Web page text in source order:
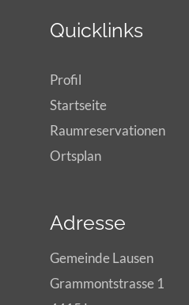
Quicklinks
Profil
Startseite
Raumreservationen
Ortsplan
Adresse
Gemeinde Lausen
Grammontstrasse 1